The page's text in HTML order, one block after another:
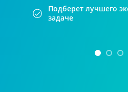
Подберет лучшего
задаче